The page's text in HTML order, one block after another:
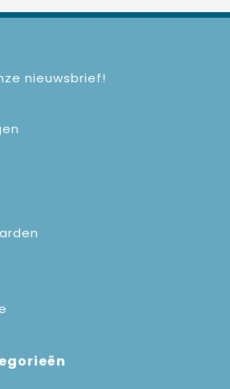
nieuwsbrief!